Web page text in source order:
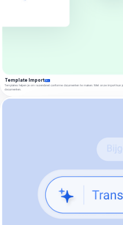
Template Import
Templates helpen je om razendsnel conforme documenten te maken. Met onze import kun
documenten.